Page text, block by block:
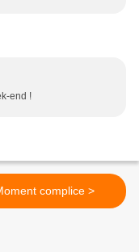
end !
Moment complice >